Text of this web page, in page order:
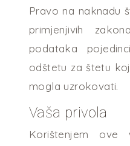
Pravo na naknadu
primjenjivih
podataka
odštetu za štetu
mogla uzrokovati.
Vaša privola
Korištenjem ove